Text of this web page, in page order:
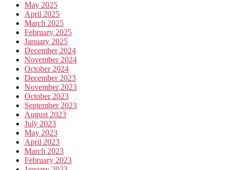
May 2025
April 2025
March 2025
February 2025
January 2025
December 2024
November 2024
October 2024
December 2023
November 2023
October 2023
September 2023
August 2023
July 2023
May 2023
April 2023
March 2023
February 2023